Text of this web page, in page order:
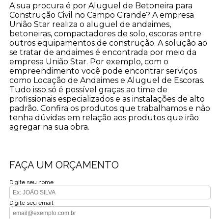
A sua procura é por Aluguel de Betoneira para
Construção Civil no Campo Grande? A empresa
União Star realiza o aluguel de andaimes,
betoneiras, compactadores de solo, escoras entre
outros equipamentos de construção. A solução ao
se tratar de andaimes é encontrada por meio da
empresa União Star. Por exemplo, com o
empreendimento você pode encontrar serviços
como Locação de Andaimes e Aluguel de Escoras.
Tudo isso só é possível graças ao time de
profissionais especializados e as instalações de alto
padrão. Confira os produtos que trabalhamos e não
tenha dúvidas em relação aos produtos que irão
agregar na sua obra.
FAÇA UM ORÇAMENTO
Digite seu nome
Digite seu email